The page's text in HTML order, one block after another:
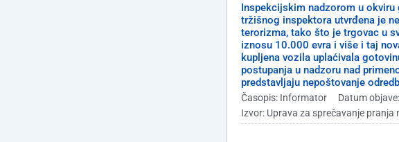
Inspekcijskim nadzorom u
tržišnog inspektora utvrđena je
terorizma, tako što je trgovac u
iznosu 10.000 evra i više i taj
kupljena vozila uplaćivala
postupanja u nadzoru nad
predstavljaju nepoštovanje
Časopis: Informator Datum
Izvor: Uprava za sprečavanje pranja